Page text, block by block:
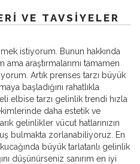
VE TAVSIYELER
istiyorum. Bunun hakkında
araştırmalarımı tamamen
Artık prenses tarzı büyük
başladığını rahatlıkla
elbise tarzı gelinlik trendi hızla
daha estetik ve
gelinlikler vücut hatlarınızın
bulmakta zorlanabiliyoruz. En
büyük tarlatanlı gelinlik
düşünürseniz sanırım en iyi